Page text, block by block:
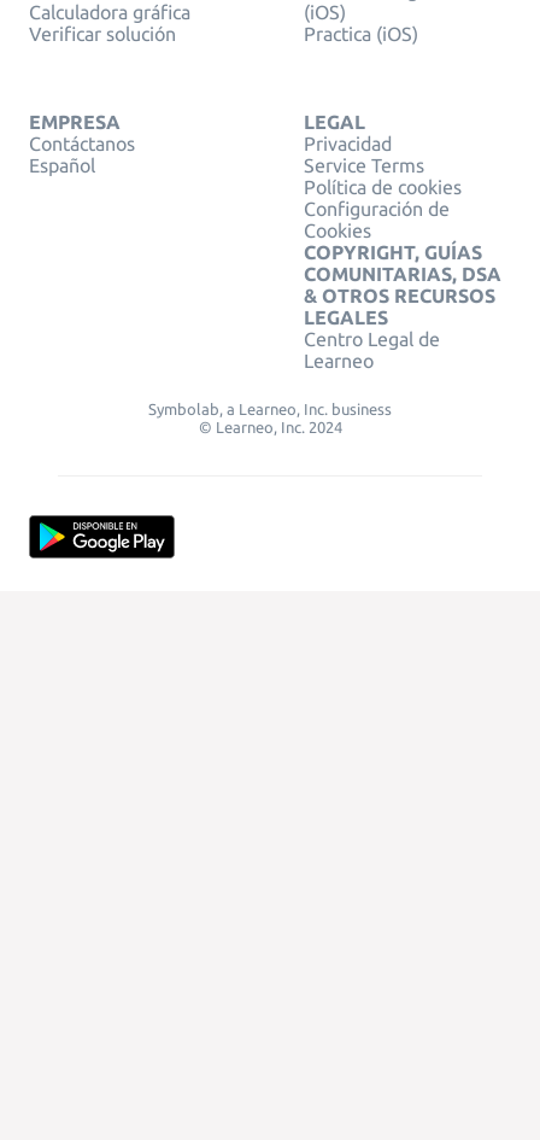
Calculadora gráfica
Verificar solución
(iOS)
Practica (iOS)
EMPRESA
Contáctanos
Español
LEGAL
Privacidad
Service Terms
Política de cookies
Configuración de
Cookies
COPYRIGHT, GUÍAS
COMUNITARIAS, DSA
& OTROS RECURSOS
LEGALES
Centro Legal de
Learneo
Symbolab, a Learneo, Inc. business
© Learneo, Inc. 2024